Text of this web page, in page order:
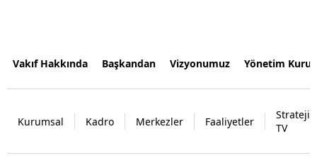
Vakıf Hakkında Başkandan Vizyonumuz Yönetim
Kurumsal Kadro Merkezler Faaliyetler
Strateji
TV